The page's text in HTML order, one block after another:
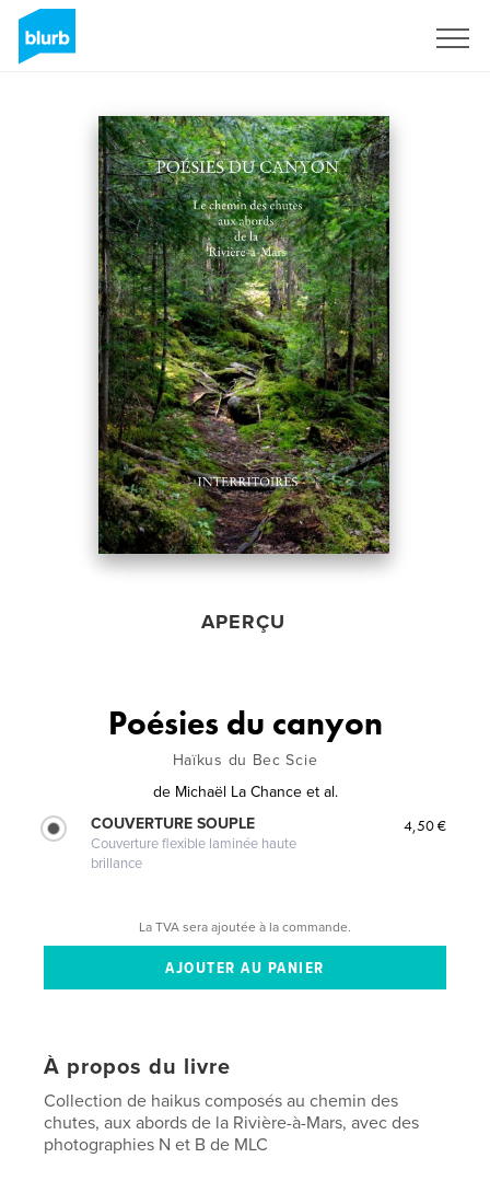
APERÇU
Poésies du canyon
Haïkus du Bec Scie
de Michaël La Chance et al.
COUVERTURE SOUPLE
Couverture flexible laminée haute
brillance
4,50 €
La TVA sera ajoutée à la commande.
À propos du livre
Collection de haikus composés au chemin des
chutes, aux abords de la Rivière-à-Mars, avec des
photographies N et B de MLC